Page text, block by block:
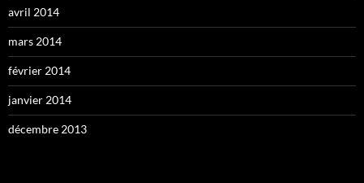
avril 2014
mars 2014
février 2014
janvier 2014
décembre 2013